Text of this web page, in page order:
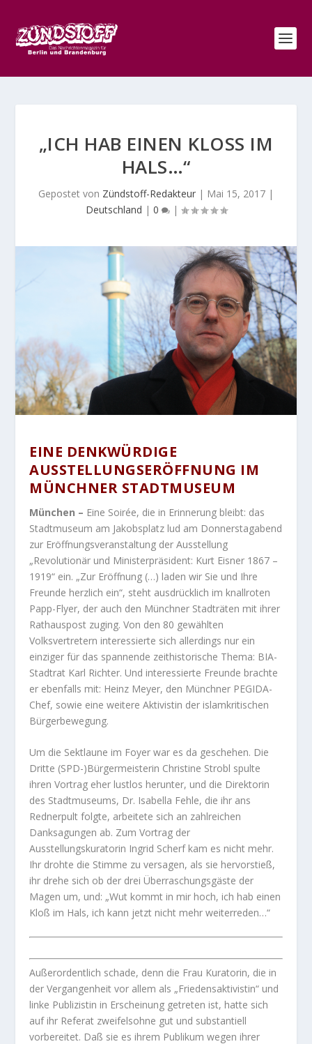
„ICH HAB EINEN KLOSS IM H
ALS…“
Gepostet von Zündstoff-Redakteur | Mai 15, 2017 |
Deutschland | 0 |
EINE DENKWÜRDIGE
AUSSTELLUNGSERÖFFNUNG IM
MÜNCHNER STADTMUSEUM
München – Eine Soirée, die in Erinnerung bleibt: das
Stadtmuseum am Jakobsplatz lud am Donnerstagabend
zur Eröffnungsveranstaltung der Ausstellung
„Revolutionär und Ministerpräsident: Kurt Eisner 1867 –
1919“ ein. „Zur Eröffnung (…) laden wir Sie und Ihre
Freunde herzlich ein“, steht ausdrücklich im knallroten
Papp-Flyer, der auch den Münchner Stadträten mit ihrer
Rathauspost zuging. Von den 80 gewählten
Volksvertretern interessierte sich allerdings nur ein
einziger für das spannende zeithistorische Thema: BIA-
Stadtrat Karl Richter. Und interessierte Freunde brachte
er ebenfalls mit: Heinz Meyer, den Münchner PEGIDA-
Chef, sowie eine weitere Aktivistin der islamkritischen
Bürgerbewegung.
Um die Sektlaune im Foyer war es da geschehen. Die
Dritte (SPD-)Bürgermeisterin Christine Strobl spulte
ihren Vortrag eher lustlos herunter, und die Direktorin
des Stadtmuseums, Dr. Isabella Fehle, die ihr ans
Rednerpult folgte, arbeitete sich an zahlreichen
Danksagungen ab. Zum Vortrag der
Ausstellungskuratorin Ingrid Scherf kam es nicht mehr.
Ihr drohte die Stimme zu versagen, als sie hervorstieß,
ihr drehe sich ob der drei Überraschungsgäste der
Magen um, und: „Wut kommt in mir hoch, ich hab einen
Kloß im Hals, ich kann jetzt nicht mehr weiterreden…“
Außerordentlich schade, denn die Frau Kuratorin, die in
der Vergangenheit vor allem als „Friedensaktivistin“ und
linke Publizistin in Erscheinung getreten ist, hatte sich
auf ihr Referat zweifelsohne gut und substantiell
vorbereitet. Daß sie es ihrem Publikum wegen ihrer